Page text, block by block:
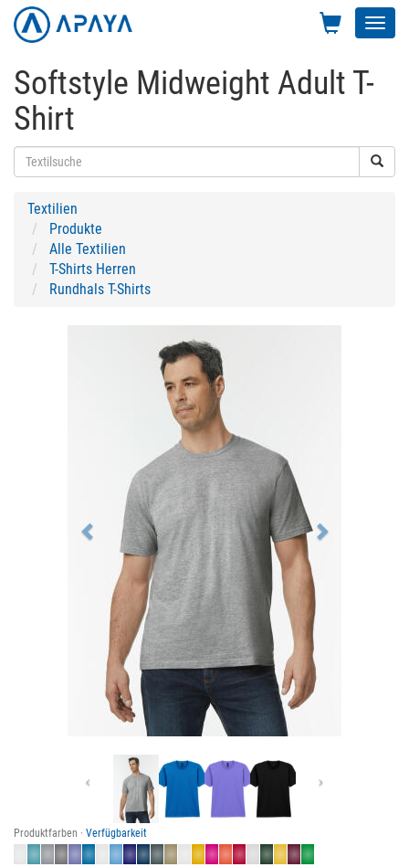
Softstyle Midweight Adult T-
Shirt
Textilien
Produkte
Alle Textilien
T-Shirts Herren
Rundhals T-Shirts
Previous
Produktfarben · Verfügbarkeit